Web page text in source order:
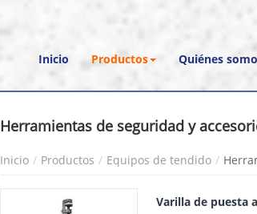
Inicio Productos Quiénes
Herramientas de seguridad y
Inicio Productos Equipos de tendido
Varilla de puesta